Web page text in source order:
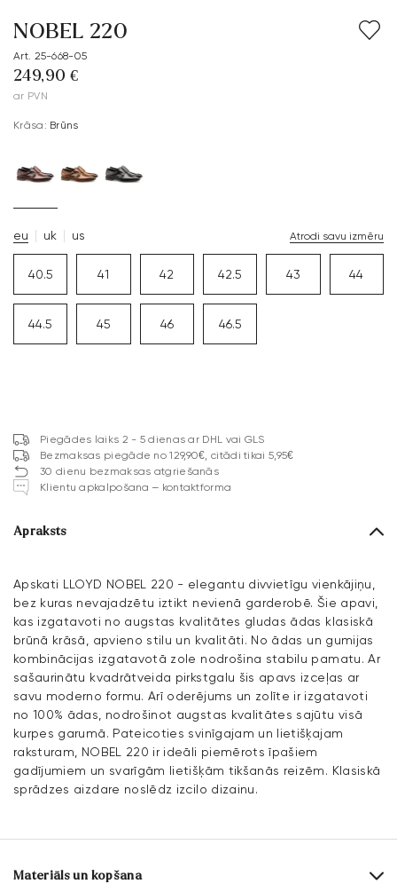
NOBEL 220
Art. 25-668-05
249,90 €
ar PVN
Krāsa: Brūns
eu uk us Atrodi savu izmēru
40.5 41 42 42.5 43 44
44.5 45 46 46.5
Piegādes laiks 2 - 5 dienas ar DHL vai GLS
Bezmaksas piegāde no 129,90€, citādi tikai 5,95€
30 dienu bezmaksas atgriešanās
Klientu apkalpošana – kontaktforma
Apraksts
Apskati LLOYD NOBEL 220 - elegantu divvietīgu vienkājiņu,
bez kuras nevajadzētu iztikt nevienā garderobē. Šie apavi,
kas izgatavoti no augstas kvalitātes gludas ādas klasiskā
brūnā krāsā, apvieno stilu un kvalitāti. No ādas un gumijas
kombinācijas izgatavotā zole nodrošina stabilu pamatu. Ar
sašaurinātu kvadrātveida pirkstgalu šis apavs izceļas ar
savu moderno formu. Arī oderējums un zolīte ir izgatavoti
no 100% ādas, nodrošinot augstas kvalitātes sajūtu visā
kurpes garumā. Pateicoties svinīgajam un lietišķajam
raksturam, NOBEL 220 ir ideāli piemērots īpašiem
gadījumiem un svarīgām lietišķām tikšanās reizēm. Klasiskā
sprādzes aizdare noslēdz izcilo dizainu.
Materiāls un kopšana